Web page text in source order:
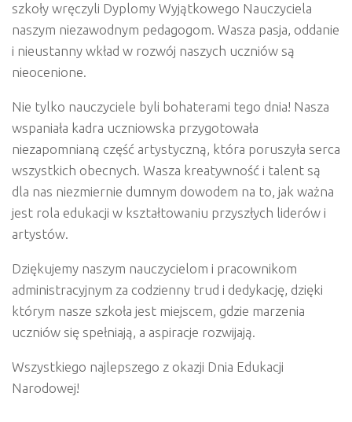
szkoły wręczyli Dyplomy Wyjątkowego Nauczyciela
naszym niezawodnym pedagogom. Wasza pasja, oddanie
i nieustanny wkład w rozwój naszych uczniów są
nieocenione.
Nie tylko nauczyciele byli bohaterami tego dnia! Nasza
wspaniała kadra uczniowska przygotowała
niezapomnianą część artystyczną, która poruszyła serca
wszystkich obecnych. Wasza kreatywność i talent są
dla nas niezmiernie dumnym dowodem na to, jak ważna
jest rola edukacji w kształtowaniu przyszłych liderów i
artystów.
Dziękujemy naszym nauczycielom i pracownikom
administracyjnym za codzienny trud i dedykację, dzięki
którym nasze szkoła jest miejscem, gdzie marzenia
uczniów się spełniają, a aspiracje rozwijają.
Wszystkiego najlepszego z okazji Dnia Edukacji
Narodowej!